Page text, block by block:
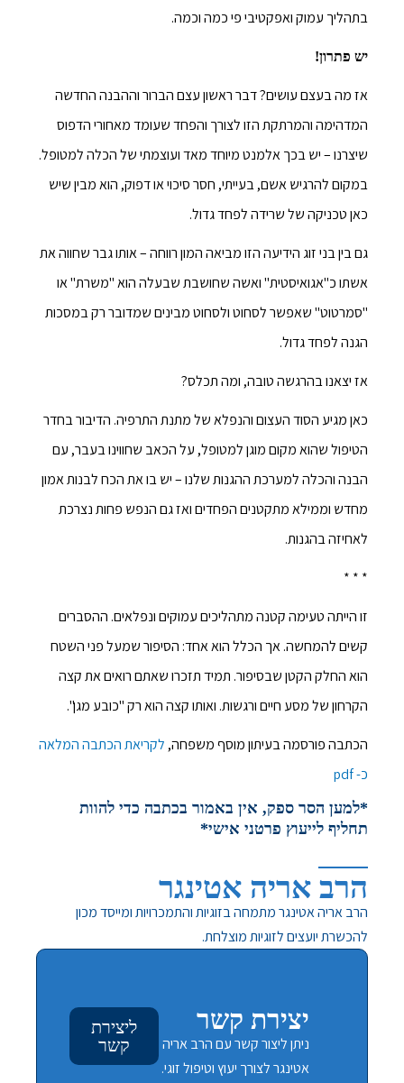
בתהליך עמוק ואפקטיבי פי כמה וכמה.
יש פתרון!
אז מה בעצם עושים? דבר ראשון עצם הברור וההבנה החדשה
המדהימה והמרתקת הזו לצורך והפחד שעומד מאחורי הדפוס
שיצרנו – יש בכך אלמנט מיוחד מאד ועוצמתי של הכלה למטופל.
במקום להרגיש אשם, בעייתי, חסר סיכוי או דפוק, הוא מבין שיש
כאן טכניקה של שרידה לפחד גדול.
גם בין בני זוג הידיעה הזו מביאה המון רווחה – אותו גבר שחווה את
אשתו כ"אגואיסטית" ואשה שחושבת שבעלה הוא "משרת" או
"סמרטוט" שאפשר לסחוט ולסחוט מבינים שמדובר רק במסכות
הגנה לפחד גדול.
אז יצאנו בהרגשה טובה, ומה תכלס?
כאן מגיע הסוד העצום והנפלא של מתנת התרפיה. הדיבור בחדר
הטיפול שהוא מקום מוגן למטופל, על הכאב שחווינו בעבר, עם
הבנה והכלה למערכת ההגנות שלנו – יש בו את הכח לבנות אמון
מחדש וממילא מתקטנים הפחדים ואז גם הנפש פחות נצרכת
לאחיזה בהגנות.
* * *
זו הייתה טעימה קטנה מתהליכים עמוקים ונפלאים. ההסברים
קשים להמחשה. אך הכלל הוא אחד: הסיפור שמעל פני השטח
הוא החלק הקטן שבסיפור. תמיד תזכרו שאתם רואים את קצה
הקרחון של מסע חיים ורגשות. ואותו קצה הוא רק "כובע מגן".
הכתבה פורסמה בעיתון מוסף משפחה, לקריאת הכתבה המלאה
כ- pdf
*למען הסר ספק, אין באמור בכתבה כדי להוות
תחליף לייעוץ פרטני אישי*
הרב אריה אטינגר
הרב אריה אטינגר מתמחה בזוגיות והתמכרויות ומייסד מכון
להכשרת יועצים לזוגיות מוצלחת.
יצירת קשר
ניתן ליצור קשר עם הרב אריה
אטינגר לצורך יעוץ וטיפול זוגי.
ליצירת
קשר